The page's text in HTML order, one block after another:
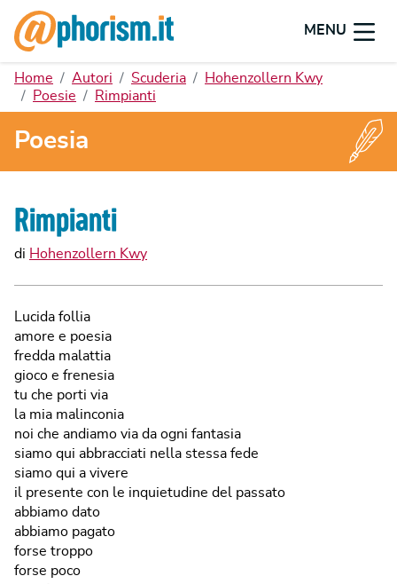
MENU
Home Autori Scuderia
Hohenzollern Kwy
Poesie
Rimpianti
Poesia
Rimpianti
di Hohenzollern Kwy
Lucida follia
amore e poesia
fredda malattia
gioco e frenesia
tu che porti via
la mia malinconia
noi che andiamo via da ogni fantasia
siamo qui abbracciati nella stessa fede
siamo qui a vivere
il presente con le inquietudine del passato
abbiamo dato
abbiamo pagato
forse troppo
forse poco